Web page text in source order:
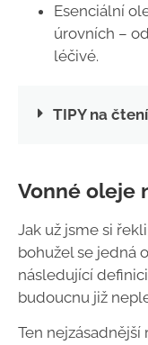
Esenciální
úrovních –
léčivé.
TIPY na
Vonné oleje
Jak už jsme si
bohužel se jedná
následující
budoucnu již
Ten nejzásadnější